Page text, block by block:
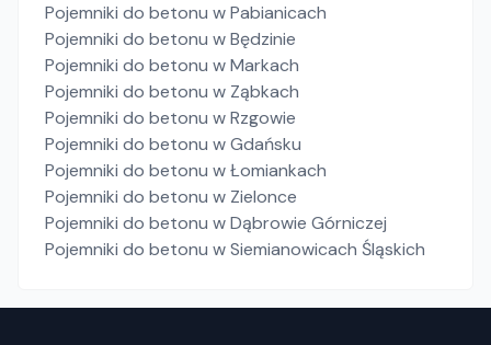
Pojemniki do betonu w Pabianicach
Pojemniki do betonu w Będzinie
Pojemniki do betonu w Markach
Pojemniki do betonu w Ząbkach
Pojemniki do betonu w Rzgowie
Pojemniki do betonu w Gdańsku
Pojemniki do betonu w Łomiankach
Pojemniki do betonu w Zielonce
Pojemniki do betonu w Dąbrowie Górniczej
Pojemniki do betonu w Siemianowicach Śląskich